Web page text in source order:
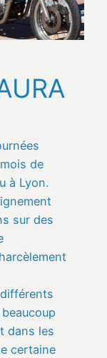
de
à Lyon.
sur des
dans les
certaine